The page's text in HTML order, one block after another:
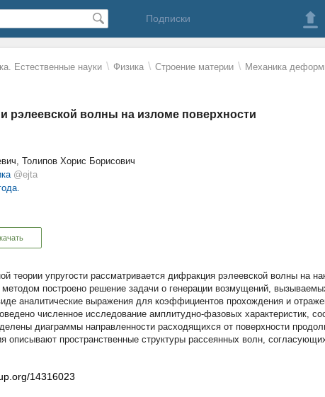
Подписки
Естественные науки \ Физика \ Строение материи \ Механика
рэлеевской волны на изломе поверхности
Толипов Хорис Борисович
@ejta
теории упругости рассматривается дифракция рэлеевской волны на
методом построено решение задачи о генерации возмущений,
аналитические выражения для коэффициентов прохождения и
численное исследование амплитудно-фазовых характеристик,
диаграммы направленности расходящихся от поверхности
описывают пространственные структуры рассеянных волн,
14316023